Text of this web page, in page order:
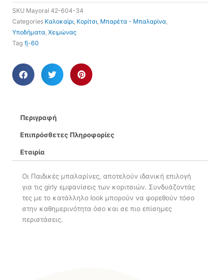
SKU Mayoral 42-604-34
Categories Καλοκαίρι Κορίτσι Μπαρέτα - Μπαλαρίνα
Υποδήματα Χειμώνας
Tag fj-60
Περιγραφή
Επιπρόσθετες Πληροφορίες
Εταιρία
Οι Παιδικές μπαλαρίνες, αποτελούν ιδανική επιλογή
για τις girly εμφανίσεις των κοριτσιών. Συνδυάζοντάς
τες με το κατάλληλο look μπορούν να φορεθούν τόσο
στην καθημερινότητα όσο και σε πιο επίσημες
περιστάσεις.